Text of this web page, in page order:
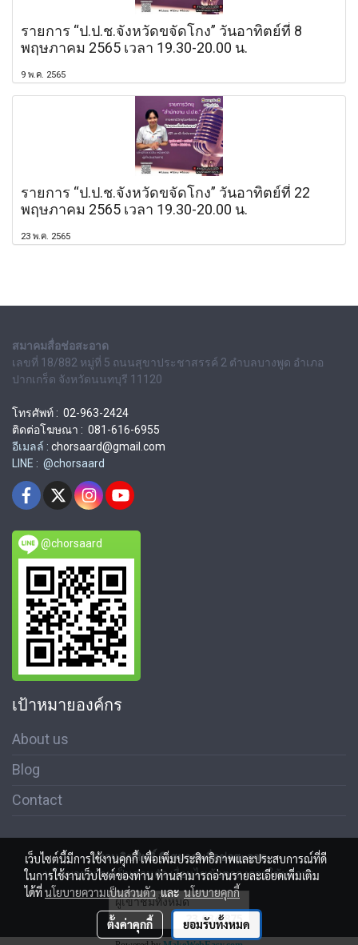
รายการ “ป.ป.ช.จังหวัดขจัดโกง” วันอาทิตย์ที่ 8
พฤษภาคม 2565 เวลา 19.30-20.00 น.
9 พ.ค. 2565
รายการ “ป.ป.ช.จังหวัดขจัดโกง” วันอาทิตย์ที่ 22
พฤษภาคม 2565 เวลา 19.30-20.00 น.
23 พ.ค. 2565
สมาคมสื่อช่อสะอาด
เลขที่ 18/882 หมู่ที่ 5 ถนนสุขาประชาสรรค์ 2 ตำบลบางพูด อำเภอ
ปากเกร็ด จังหวัดนนทบุรี 11120
โทรศัพท์ : 02-963-2424
ติดต่อโฆษณา : 081-616-6955
อีเมลล์ : chorsaard@gmail.com
LINE : @chorsaard
@chorsaard
เป้าหมายองค์กร
About us
Blog
Contact
สงวนลิขสิทธิ์ © สมาคมสื่อช่อสะอาด
นโนบายความเป็นส่วนตัว เงื่อนไขข้อตกลงการใช้บริการ
ผู้เข้าชมวันนี้ 5,260
Powered byMakeWebEasy.com
เว็บไซต์นี้มีการใช้งานคุกกี้ เพื่อเพิ่มประสิทธิภาพและประสบการณ์ที่ดี
ในการใช้งานเว็บไซต์ของท่าน ท่านสามารถอ่านรายละเอียดเพิ่มเติม
ได้ที่นโยบายความเป็นส่วนตัวและนโยบายคุกกี้
ตั้งค่าคุกกี้ ยอมรับทั้งหมด